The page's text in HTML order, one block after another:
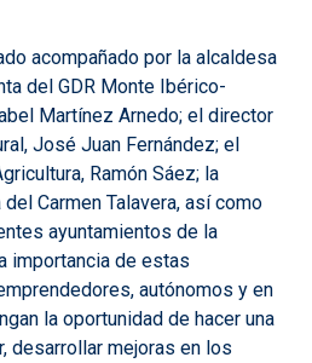
acompañado por la alcaldesa
del GDR Monte Ibérico-
Martínez Arnedo; el director
José Juan Fernández; el
Ramón Sáez; la
Carmen Talavera, así como
ayuntamientos de la
importancia de estas
autónomos y en
la oportunidad de hacer una
desarrollar mejoras en los